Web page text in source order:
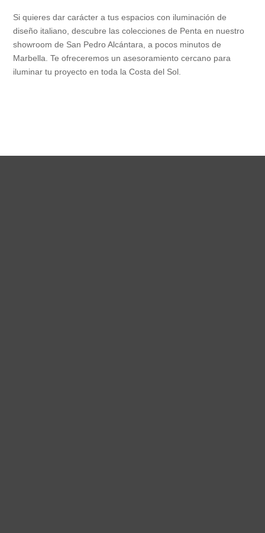
Si quieres dar carácter a tus espacios con iluminación de
diseño italiano, descubre las colecciones de Penta en nuestro
showroom de San Pedro Alcántara, a pocos minutos de
Marbella. Te ofreceremos un asesoramiento cercano para
iluminar tu proyecto en toda la Costa del Sol.